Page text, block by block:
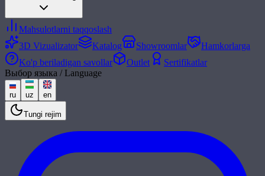
Mahsulotlarni taqqoslash
3D Vizualizator
Katalog Showroomlar
Hamkorlarga
Ko'p beriladigan savollar
Outlet
Sertifikatlar
Выбор языка / Language
ru uz en
Tungi rejim